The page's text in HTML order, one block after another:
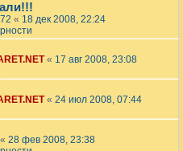
« 18 дек 2008, 22:24
« 17 авг 2008, 23:08
« 24 июл 2008, 07:44
« 28 фев 2008, 23:38